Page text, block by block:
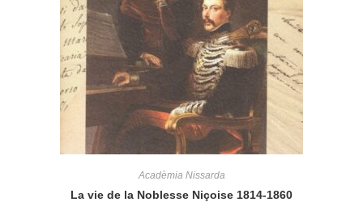
Acadèmia Nissarda
La vie de la Noblesse Niçoise 1814-1860